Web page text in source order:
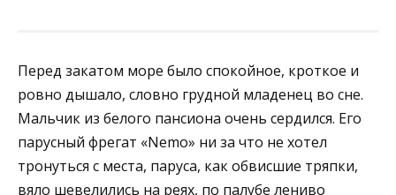
Перед закатом море было спокойное, кроткое и
ровно дышало, словно грудной младенец во сне.
Мальчик из белого пансиона очень сердился. Его
парусный фрегат «Nemo» ни за что не хотел
тронуться с места, паруса, как обвисшие тряпки,
вяло шевелились на реях, по палубе лениво